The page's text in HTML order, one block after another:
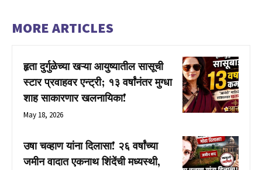
MORE ARTICLES
हृता दुर्गुळेच्या खऱ्या आयुष्यातील सासूची
स्टार प्रवाहवर एन्ट्री; १३ वर्षांनंतर मुग्धा
शाह साकारणार खलनायिका!
May 18, 2026
उषा चव्हाण यांना दिलासा! २६ वर्षांच्या
जमीन वादात एकनाथ शिंदेंची मध्यस्थी,